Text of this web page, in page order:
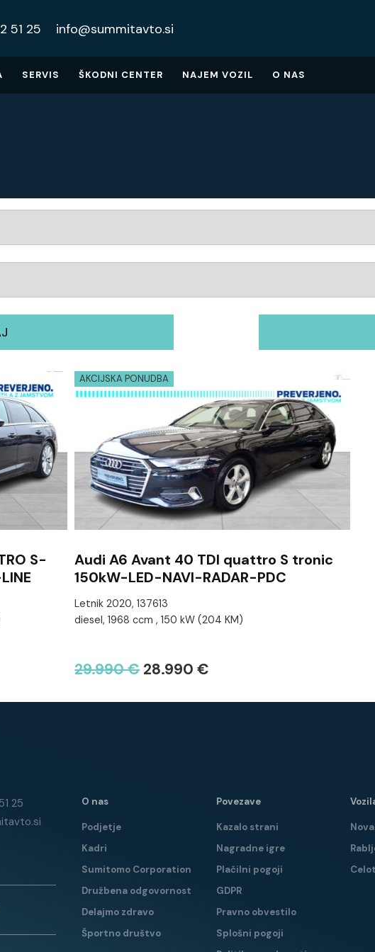
51 25 info@summitavto.si
SERVIS ŠKODNI CENTER NAJEM VOZIL O NAS
S-
AKCIJSKA PONUDBA
Audi A6 Avant 40 TDI quattro S tronic
150kW-LED-NAVI-RADAR-PDC
Letnik 2020, 137613
diesel, 1968 ccm , 150 kW (204 KM)
29.990 € 28.990 €
25
O nas
Podjetje
Kadri
Sumitomo Corporation
Družbena odgovornost
Delajmo zdravo
Športno društvo
Povezave
Kazalo strani
Nagradne igre
Plačilni pogoji
GDPR
Pravno obvestilo
Splošni pogoji